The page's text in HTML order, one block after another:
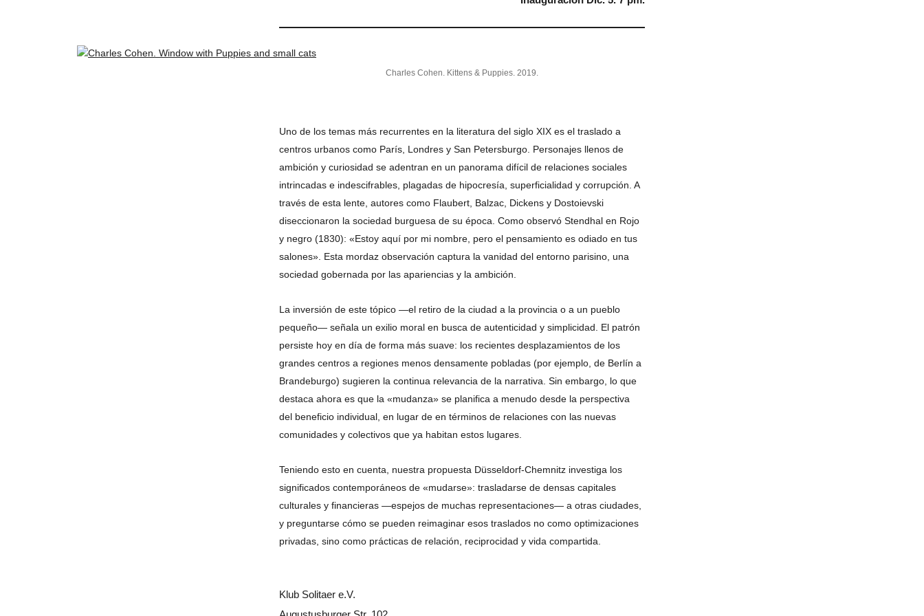
Charles Cohen. Kittens & Puppies. 2019.
Uno de los temas más recurrentes en la literatura del siglo XIX es el traslado a
centros urbanos como París, Londres y San Petersburgo. Personajes llenos de
ambición y curiosidad se adentran en un panorama difícil de relaciones sociales
intrincadas e indescifrables, plagadas de hipocresía, superficialidad y corrupción. A
través de esta lente, autores como Flaubert, Balzac, Dickens y Dostoievski
diseccionaron la sociedad burguesa de su época. Como observó Stendhal en Rojo
y negro (1830): «Estoy aquí por mi nombre, pero el pensamiento es odiado en tus
salones». Esta mordaz observación captura la vanidad del entorno parisino, una
sociedad gobernada por las apariencias y la ambición.
La inversión de este tópico —el retiro de la ciudad a la provincia o a un pueblo
pequeño— señala un exilio moral en busca de autenticidad y simplicidad. El patrón
persiste hoy en día de forma más suave: los recientes desplazamientos de los
grandes centros a regiones menos densamente pobladas (por ejemplo, de Berlín a
Brandeburgo) sugieren la continua relevancia de la narrativa. Sin embargo, lo que
destaca ahora es que la «mudanza» se planifica a menudo desde la perspectiva
del beneficio individual, en lugar de en términos de relaciones con las nuevas
comunidades y colectivos que ya habitan estos lugares.
Teniendo esto en cuenta, nuestra propuesta Düsseldorf-Chemnitz investiga los
significados contemporáneos de «mudarse»: trasladarse de densas capitales
culturales y financieras —espejos de muchas representaciones— a otras ciudades,
y preguntarse cómo se pueden reimaginar esos traslados no como optimizaciones
privadas, sino como prácticas de relación, reciprocidad y vida compartida.
Klub Solitaer e.V.